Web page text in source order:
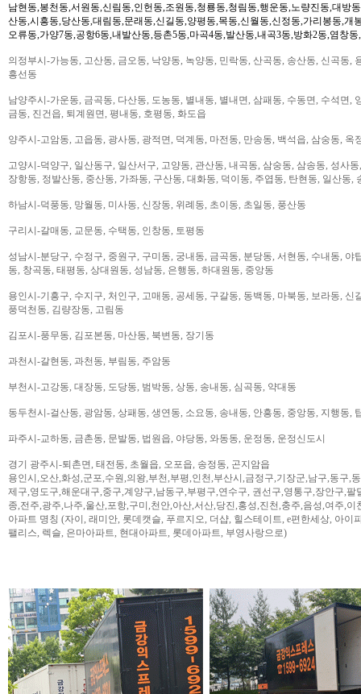
남현동,봉천동,서원동,신림동,인헌동,조원동,청룡동,청림동,행운동,노량진동,대방
산동,시흥동,당산동,대림동,문래동,신길동,양평동,목동,신월동,신정동,가리봉동,개
오류동,가양7동,공항6동,내발산동,등촌5동,마곡4동,발산동,내곡3동,방화2동,염창동
의정부시-가능동, 고산동, 금오동, 낙양동, 녹양동, 민락동, 산곡동, 송산동, 신곡동,
흥선동
남양주시-가운동, 금곡동, 다산동, 도농동, 별내동, 별내면, 삼패동, 수동면, 수석면,
금동, 진건읍, 퇴계원면, 평내동, 호평동, 화도읍
양주시-고암동, 고읍동, 광사동, 광적면, 덕계동, 마전동, 만송동, 백석읍, 삼숭동, 옥
고양시-덕양구, 일산동구, 일산서구, 고양동, 관산동, 내곡동, 삼숭동, 삼송동, 성사
장항동, 정발산동, 중산동, 가좌동, 구산동, 대화동, 덕이동, 주엽동, 탄현동, 일산동,
하남시-덕풍동, 망월동, 미사동, 신장동, 위례동, 초이동, 초일동, 풍산동
구리시-갈매동, 교문동, 수택동, 인창동, 토평동
성남시-분당구, 수정구, 중원구, 구미동, 궁내동, 금곡동, 분당동, 서현동, 수내동,
동, 창곡동, 태평동, 상대원동, 성남동, 은행동, 하대원동, 중앙동
용인시-기흥구, 수지구, 처인구, 고매동, 공세동, 구갈동, 동백동, 마북동, 보라동,
풍덕천동, 김량장동, 고림동
김포시-풍무동, 김포본동, 마산동, 북변동, 장기동
과천시-갈현동, 과천동, 부림동, 주암동
부천시-고강동, 대장동, 도당동, 범박동, 상동, 송내동, 심곡동, 약대동
동두천시-걸산동, 광암동, 상패동, 생연동, 소요동, 송내동, 안흥동, 중앙동, 지행동,
파주시-교하동, 금촌동, 문발동, 법원읍, 야당동, 와동동, 운정동, 운정신도시
경기 광주시-퇴촌면, 태전동, 초월읍, 오포읍, 송정동, 곤지암읍
용인시,오산,화성,군포,수원,의왕,부천,부평,인천,부산시,금정구,기장군,남구,동구,
제구,영도구,해운대구,중구,계양구,남동구,부평구,연수구, 권선구,영통구,장안구,
종,전주,광주,나주,울산,포항,구미,천안,아산,서산,당진,홍성,진천,충주,음성,여주,이
아파트 명칭 (자이, 래미안, 롯데캣슬, 푸르지오, 더샵, 힐스테이트, e편한세상, 아이
팰리스, 렉슬, 은마아파트, 현대아파트, 롯데아파트, 부영사랑으로)